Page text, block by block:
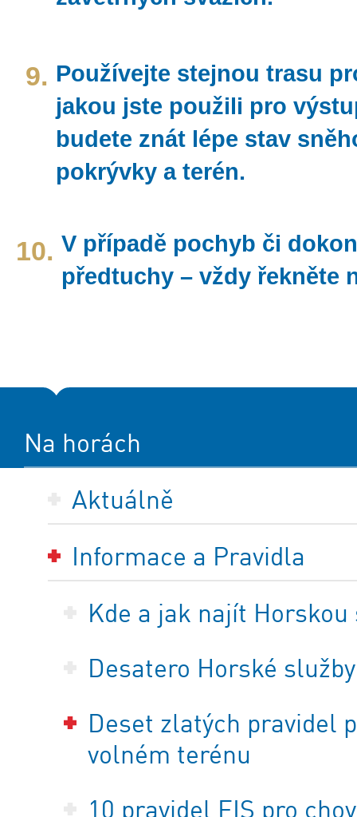
9. Používejte stejnou trasu
jakou jste použili pro
budete znát lépe stav
pokrývky a terén.
10. V případě pochyb či
předtuchy – vždy řekněte
Na horách
Aktuálně
Informace a Pravidla
Kde a jak najít Horskou
Desatero Horské služby
Deset zlatých pravidel
volném terénu
10 pravidel FIS pro